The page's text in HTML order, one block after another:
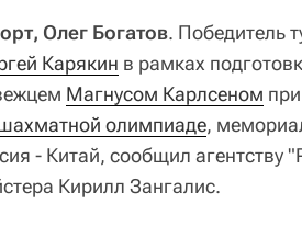
Олег Богатов. Победитель
Карякин в рамках
Магнусом Карлсеном
олимпиаде,
- Китай, сообщил агентству
Кирилл Зангалис.